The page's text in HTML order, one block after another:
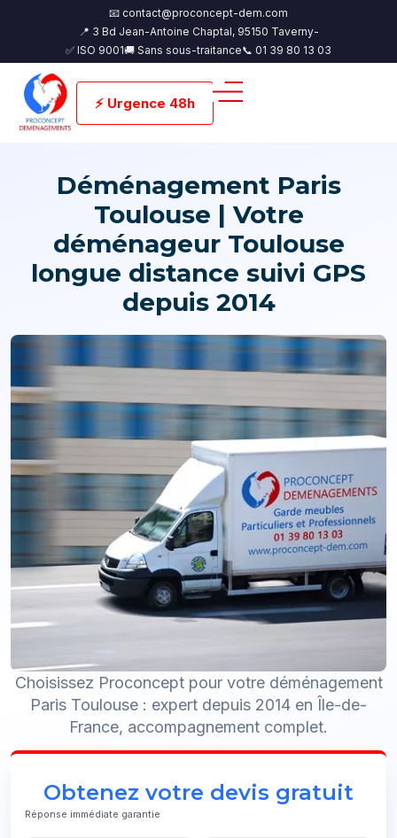
📧 contact@proconcept-dem.com
📍 3 Bd Jean-Antoine Chaptal, 95150 Taverny-
✅ ISO 9001🚚 Sans sous-traitance📞 01 39 80 13 03
⚡ Urgence 48h
Déménagement Paris
Toulouse | Votre
déménageur Toulouse
longue distance suivi GPS
depuis 2014
Choisissez Proconcept pour votre déménagement
Paris Toulouse : expert depuis 2014 en Île-de-
France, accompagnement complet.
Obtenez votre devis gratuit
Réponse immédiate garantie